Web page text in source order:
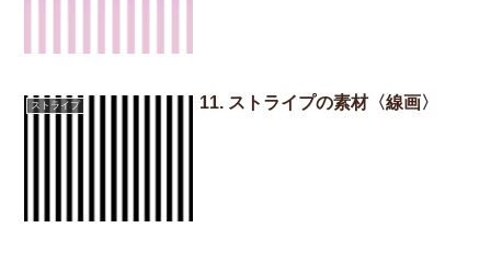
ストライプ 11. ストライプの素材〈線画〉